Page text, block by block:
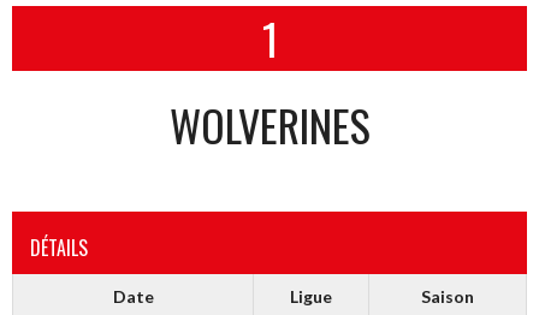
1
WOLVERINES
DÉTAILS
Date Ligue Saison